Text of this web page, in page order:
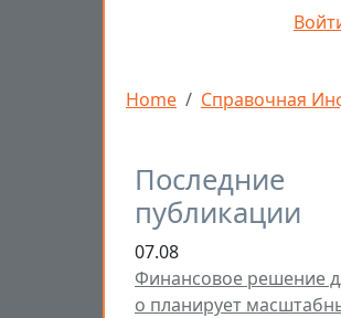
Строка
Home Справочная
Последние
публикации
07.08
Финансовое решение
о планирует